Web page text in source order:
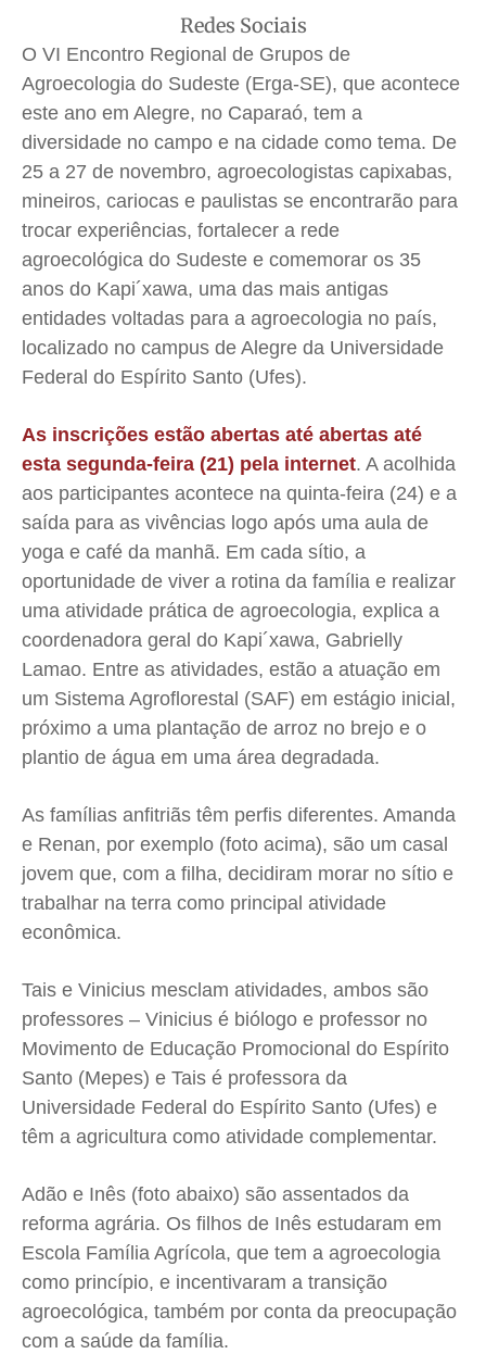
Quem Somos
Expediente
Contato
Anuncie
Termos de Uso
Privacidade
Quem Somos
Expediente
Contato
Anuncie
Termos de Uso
Privacidade
Quem Somos
Expediente
Contato
Anuncie
Termos de Uso
Privacidade
Quem Somos
Expediente
Contato
Anuncie
Termos de Uso
Privacidade
Redes Sociais
O VI Encontro Regional de Grupos de
Agroecologia do Sudeste (Erga-SE), que acontece
este ano em Alegre, no Caparaó, tem a
diversidade no campo e na cidade como tema. De
25 a 27 de novembro, agroecologistas capixabas,
mineiros, cariocas e paulistas se encontrarão para
trocar experiências, fortalecer a rede
agroecológica do Sudeste e comemorar os 35
anos do Kapi´xawa, uma das mais antigas
entidades voltadas para a agroecologia no país,
localizado no campus de Alegre da Universidade
Federal do Espírito Santo (Ufes).
As inscrições estão abertas até abertas até
esta segunda-feira (21) pela internet. A acolhida
aos participantes acontece na quinta-feira (24) e a
saída para as vivências logo após uma aula de
yoga e café da manhã. Em cada sítio, a
oportunidade de viver a rotina da família e realizar
uma atividade prática de agroecologia, explica a
coordenadora geral do Kapi´xawa, Gabrielly
Lamao. Entre as atividades, estão a atuação em
um Sistema Agroflorestal (SAF) em estágio inicial,
próximo a uma plantação de arroz no brejo e o
plantio de água em uma área degradada.
As famílias anfitriãs têm perfis diferentes. Amanda
e Renan, por exemplo (foto acima), são um casal
jovem que, com a filha, decidiram morar no sítio e
trabalhar na terra como principal atividade
econômica.
Tais e Vinicius mesclam atividades, ambos são
professores – Vinicius é biólogo e professor no
Movimento de Educação Promocional do Espírito
Santo (Mepes) e Tais é professora da
Universidade Federal do Espírito Santo (Ufes) e
têm a agricultura como atividade complementar.
Adão e Inês (foto abaixo) são assentados da
reforma agrária. Os filhos de Inês estudaram em
Escola Família Agrícola, que tem a agroecologia
como princípio, e incentivaram a transição
agroecológica, também por conta da preocupação
com a saúde da família.